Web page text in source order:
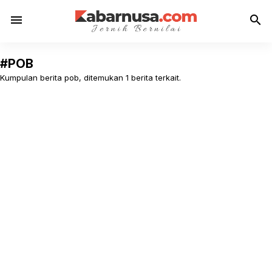
menu search
#POB
Kumpulan berita pob, ditemukan 1 berita terkait.